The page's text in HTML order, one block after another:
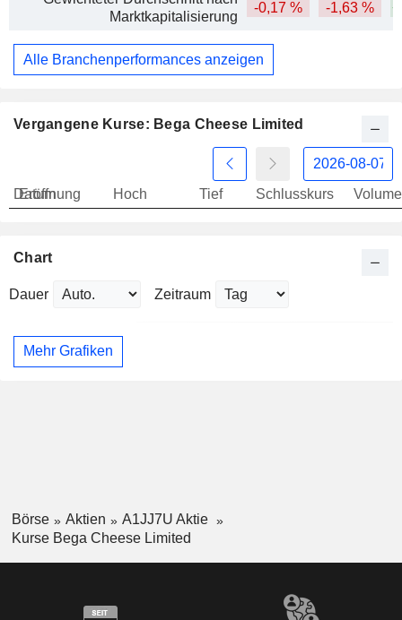
Marktkapitalisierung
-0,17 % -1,63 %
Alle Branchenperformances anzeigen
Vergangene Kurse: Bega Cheese Limited
Datum
Eröffnung Hoch Tief Schlusskurs
Chart
Dauer Zeitraum
Mehr Grafiken
Börse Aktien
A1JJ7U Aktie
Kurse Bega Cheese Limited